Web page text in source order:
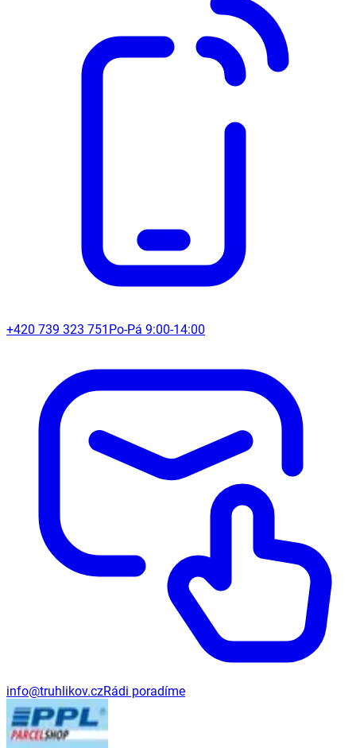
+420 739 323 751 Po-Pá 9:00-14:00
info@truhlikov.czRádi poradíme